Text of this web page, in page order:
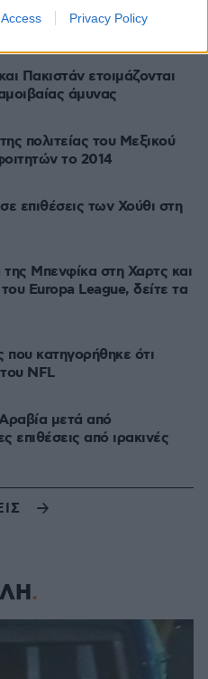
Privacy Policy
και αστυνομικών έξω
δείτε βίντεο
Πακιστάν ετοιμάζονται
άμυνας
πολιτείας του Μεξικού
το 2014
επιθέσεις των Χούθι στη
Μπενφίκα στη Χαρτς και
Europa League, δείτε τα
κατηγορήθηκε ότι
NFL
μετά από
επιθέσεις από ιρακινές